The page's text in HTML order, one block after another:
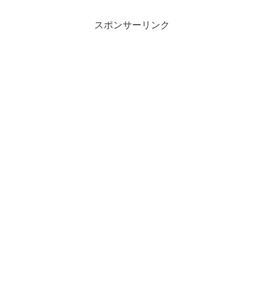
スポンサーリンク